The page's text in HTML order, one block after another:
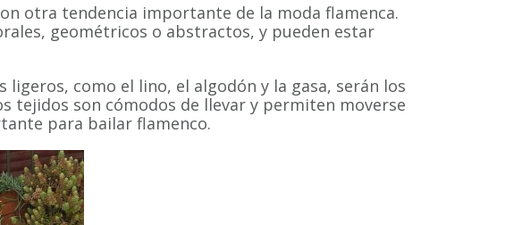
otra tendencia importante de la moda flamenca.
geométricos o abstractos, y pueden estar
ligeros, como el lino, el algodón y la gasa, serán los
tejidos son cómodos de llevar y permiten moverse
para bailar flamenco.